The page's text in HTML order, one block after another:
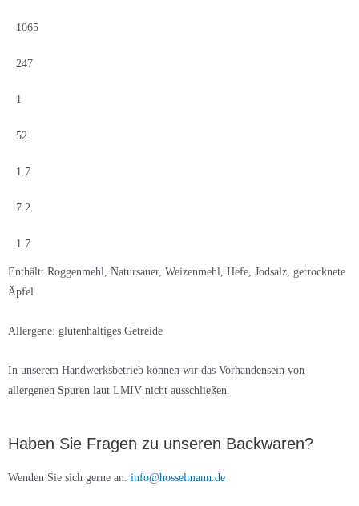
1065
247
1
52
1.7
7.2
1.7
Enthält: Roggenmehl, Natursauer, Weizenmehl, Hefe, Jodsalz, getrocknete
Äpfel
Allergene: glutenhaltiges Getreide
In unserem Handwerksbetrieb können wir das Vorhandensein von
allergenen Spuren laut LMIV nicht ausschließen.
Haben Sie Fragen zu unseren Backwaren?
Wenden Sie sich gerne an: info@hosselmann.de